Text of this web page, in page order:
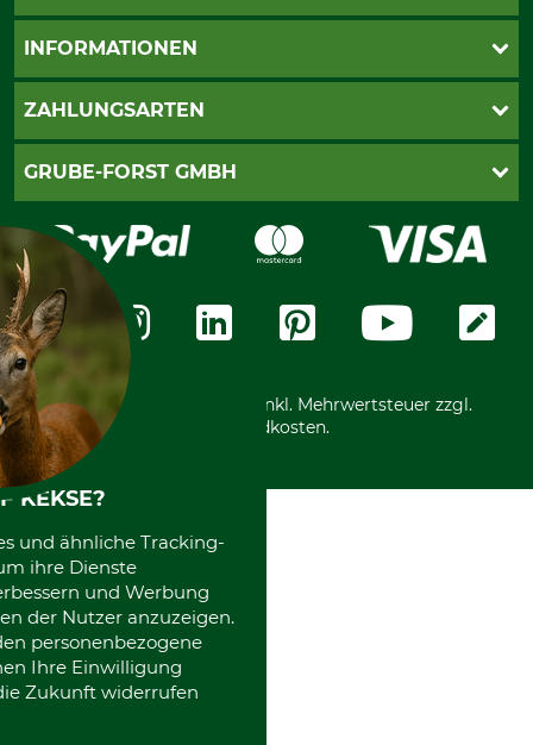
Katalogbestellung
INFORMATIONEN
AGB
Widerrufsformular
Datenschutz
Zahlungsarten
ZAHLUNGSARTEN
PayPal
Rechnung
Vorkasse
GRUBE-FORST GMBH
Karriere
Über uns
Messetermine
Community
International
*Alle Preise in Euro und inkl. Mehrwertsteuer zzgl.
Versandkosten.
KEKSE?
und ähnliche Tracking-
ihre Dienste
und Werbung
der Nutzer anzuzeigen.
personenbezogene
Ihre Einwilligung
Zukunft widerrufen